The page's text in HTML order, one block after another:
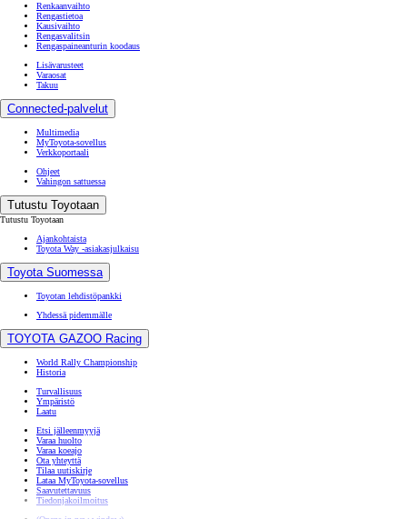
Toyota Easy Osamaksu
Toyota Easy Yksityisleasing
Perinteinen osamaksu
Yritysautojen rahoitus
Vakuutus
Huoltosopimus
Tarjoukset ja kampanjat
Vuokraa auto
Omistajalle
Huolto
Varaa huolto
Katsastustarkastus
Huolto-ohjelmat
Ilmastointi ja puhdas sisäilma
Toyota Huoltorahoitus
Recall-korjauskampanja
Korikorjaus
Renkaat
Renkaanvaihto
Rengastietoa
Rengasvalitsin
Lisävarusteet
Takuu
Connected-palvelut
Multimedia
Verkkoportaali
Ohjeet
Vahingon sattuessa
Tutustu Toyotaan
Tutustu Toyotaan